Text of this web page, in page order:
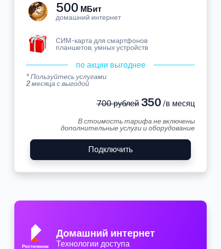
500 МБит
домашний интернет
СИМ-карта для смартфонов
планшетов, умных устройств
по акции выгоднее
* Пользуйтесь услугами
2 месяца с выгодой
700 рублей350 /в месяц
В стоимость тарифа не включены
дополнительные услуги и оборудование
Подключить
Домашний интернет
Технологии доступа